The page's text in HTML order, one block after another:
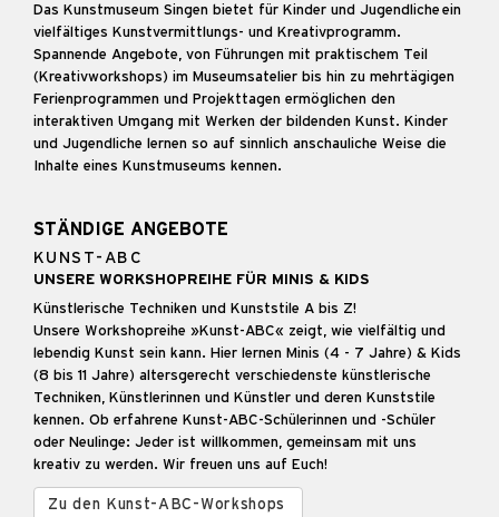
Das Kunstmuseum Singen bietet für Kinder und Jugendliche ein
vielfältiges Kunstvermittlungs- und Kreativprogramm.
Spannende Angebote, von Führungen mit praktischem Teil
(Kreativworkshops) im Museumsatelier bis hin zu mehrtägigen
Ferienprogrammen und Projekttagen ermöglichen den
interaktiven Umgang mit Werken der bildenden Kunst. Kinder
und Jugendliche lernen so auf sinnlich anschauliche Weise die
Inhalte eines Kunstmuseums kennen.
STÄNDIGE ANGEBOTE
KUNST-ABC
UNSERE WORKSHOPREIHE FÜR MINIS & KIDS
Künstlerische Techniken und Kunststile A bis Z!
Unsere Workshopreihe »Kunst-ABC« zeigt, wie vielfältig und
lebendig Kunst sein kann. Hier lernen Minis (4 - 7 Jahre) & Kids
(8 bis 11 Jahre) altersgerecht verschiedenste künstlerische
Techniken, Künstlerinnen und Künstler und deren Kunststile
kennen. Ob erfahrene Kunst-ABC-Schülerinnen und -Schüler
oder Neulinge: Jeder ist willkommen, gemeinsam mit uns
kreativ zu werden. Wir freuen uns auf Euch!
Zu den Kunst-ABC-Workshops